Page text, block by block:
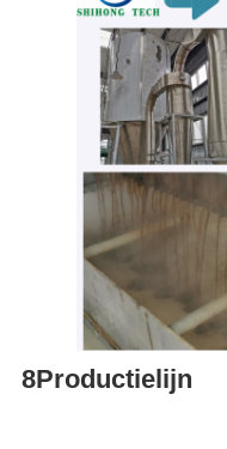
8Productielijn